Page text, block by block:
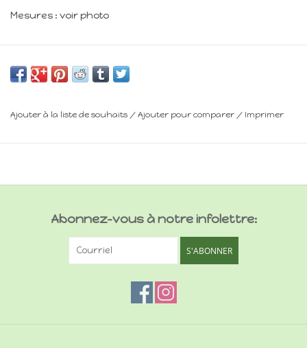
Mesures : voir photo
Minimum 14 ans
Ajouter à la liste de souhaits / Ajouter pour comparer / Imprimer
Abonnez-vous à notre infolettre:
S'ABONNER